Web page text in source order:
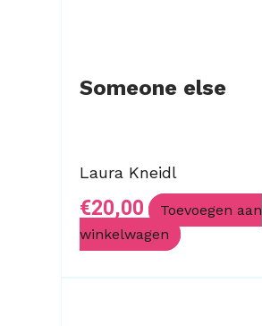
Someone else
Laura Kneidl
€20,00
Toevoegen aan
winkelwagen